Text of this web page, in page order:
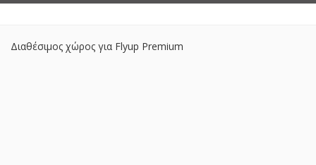
Διαθέσιμος χώρος για Flyup Premium